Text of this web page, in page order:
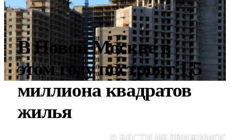
В Новой Москве в
этом году построят 1,5
миллиона квадратов
жилья
©